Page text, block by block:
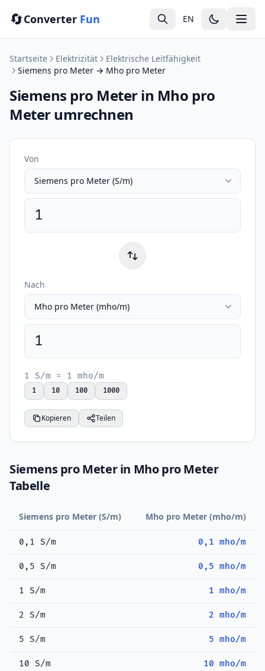
🔄Converter Fun EN
Startseite Elektrizität
Elektrische Leitfähigkeit
Siemens pro Meter → Mho pro Meter
Siemens pro Meter in Mho pro
Meter umrechnen
Von
Nach
1
1 S/m = 1 mho/m
1 10 100 1000
Kopieren Teilen
Siemens pro Meter in Mho pro Meter
Tabelle
Siemens pro Meter (S/m) Mho pro Meter (mho/m)
0,1 S/m 0,1 mho/m
0,5 S/m 0,5 mho/m
1 S/m 1 mho/m
2 S/m 2 mho/m
5 S/m 5 mho/m
10 S/m 10 mho/m